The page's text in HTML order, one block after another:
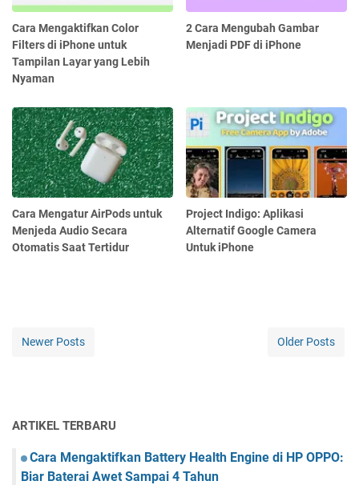
Cara Mengaktifkan Color
Filters di iPhone untuk
Tampilan Layar yang Lebih
Nyaman
2 Cara Mengubah Gambar
Menjadi PDF di iPhone
Cara Mengatur AirPods untuk
Menjeda Audio Secara
Otomatis Saat Tertidur
Project Indigo: Aplikasi
Alternatif Google Camera
Untuk iPhone
Newer Posts Older Posts
ARTIKEL TERBARU
Cara Mengaktifkan Battery Health Engine di HP OPPO:
Biar Baterai Awet Sampai 4 Tahun